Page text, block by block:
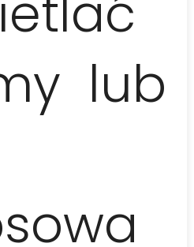
lub
la excursión
español / inglés /
cóctel de bienvenida, agua
acceso a la cocina y los